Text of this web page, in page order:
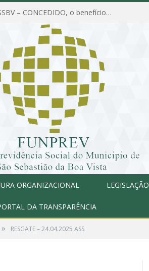
PORTARIA Nº 025/2026-GP/IPREVSSBV – CONCEDIDO, o benefício de PENSÃO a MARIA ESTELA DOS SANTOS SOUZA
ORGANIZACIONAL LEGISLAÇÃO
DA TRANSPARÊNCIA
» RESGATE – 24.04.2025 ASS